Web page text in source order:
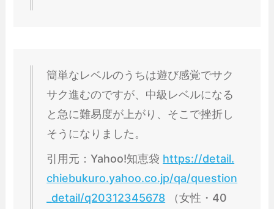
簡単なレベルのうちは遊び感覚でサク
サク進むのですが、中級レベルになる
と急に難易度が上がり、そこで挫折し
そうになりました。
引用元：Yahoo!知恵袋 https://detail.
chiebukuro.yahoo.co.jp/qa/question
_detail/q20312345678 （女性・40